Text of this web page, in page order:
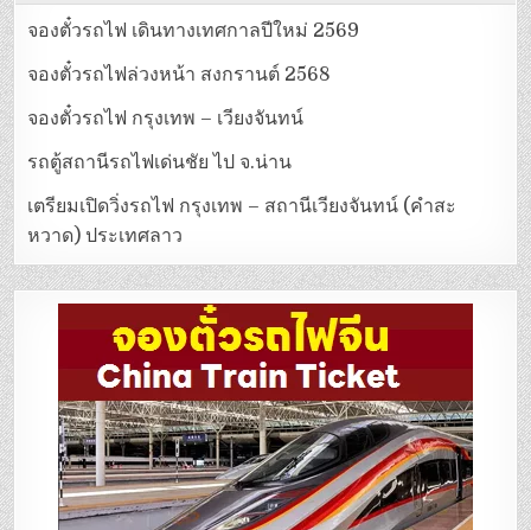
จองตั๋วรถไฟ เดินทางเทศกาลปีใหม่ 2569
จองตั๋วรถไฟล่วงหน้า สงกรานต์ 2568
จองตั๋วรถไฟ กรุงเทพ – เวียงจันทน์
รถตู้สถานีรถไฟเด่นชัย ไป จ.น่าน
เตรียมเปิดวิ่งรถไฟ กรุงเทพ – สถานีเวียงจันทน์ (คำสะ
หวาด) ประเทศลาว